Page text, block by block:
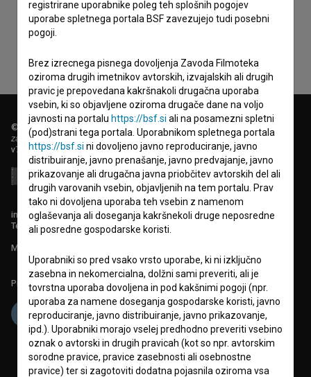
zbiranje, hrambo in obdelavo osebnih podatkov.
© 2018-2026, Filmoteka,
zavod za širjenje filmske kulture
v7.151.0
info@filmoteka.si
Tehnična pomoč: podpora@bsf.si
Mednarodna številka ISSN 2670-787X
Projekt sofinancira:
registrirane uporabnike poleg teh splošnih pogojev
uporabe spletnega portala BSF zavezujejo tudi posebni
pogoji.
Brez izrecnega pisnega dovoljenja Zavoda Filmoteka
oziroma drugih imetnikov avtorskih, izvajalskih ali drugih
pravic je prepovedana kakršnakoli drugačna uporaba
vsebin, ki so objavljene oziroma drugače dane na voljo
javnosti na portalu https://bsf.si ali na posamezni spletni
(pod)strani tega portala. Uporabnikom spletnega portala
https://bsf.si ni dovoljeno javno reproduciranje, javno
distribuiranje, javno prenašanje, javno predvajanje, javno
prikazovanje ali drugačna javna priobčitev avtorskih del ali
drugih varovanih vsebin, objavljenih na tem portalu. Prav
tako ni dovoljena uporaba teh vsebin z namenom
oglaševanja ali doseganja kakršnekoli druge neposredne
ali posredne gospodarske koristi.
Uporabniki so pred vsako vrsto uporabe, ki ni izključno
zasebna in nekomercialna, dolžni sami preveriti, ali je
tovrstna uporaba dovoljena in pod kakšnimi pogoji (npr.
uporaba za namene doseganja gospodarske koristi, javno
reproduciranje, javno distribuiranje, javno prikazovanje,
ipd.). Uporabniki morajo vselej predhodno preveriti vsebino
oznak o avtorski in drugih pravicah (kot so npr. avtorskim
sorodne pravice, pravice zasebnosti ali osebnostne
pravice) ter si zagotoviti dodatna pojasnila oziroma vsa